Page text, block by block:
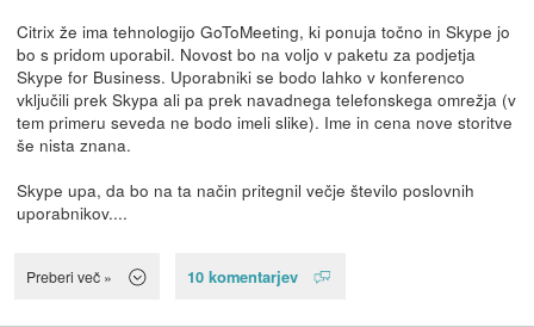
Citrix že ima tehnologijo GoToMeeting, ki ponuja točno in Skype jo
bo s pridom uporabil. Novost bo na voljo v paketu za podjetja
Skype for Business. Uporabniki se bodo lahko v konferenco
vključili prek Skypa ali pa prek navadnega telefonskega omrežja (v
tem primeru seveda ne bodo imeli slike). Ime in cena nove storitve
še nista znana.
Skype upa, da bo na ta način pritegnil večje število poslovnih
uporabnikov....
Preberi več » 10 komentarjev